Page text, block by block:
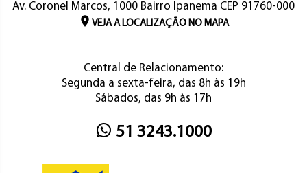
Av. Coronel Marcos, 1000 Bairro Ipanema CEP 91760-000
VEJA A LOCALIZAÇÃO NO MAPA
Central de Relacionamento:
Segunda a sexta-feira, das 8h às 19h
Sábados, das 9h às 17h
51 3243.1000